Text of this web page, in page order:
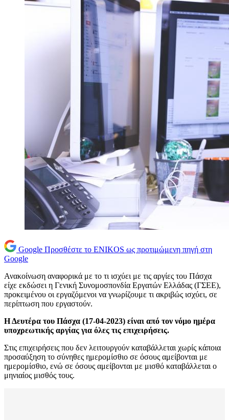
Google Προσθέστε το ENIKOS ως προτιμώμενη πηγή στη
Google
Ανακοίνωση αναφορικά με το τι ισχύει με τις αργίες του Πάσχα
είχε εκδώσει η Γενική Συνομοσπονδία Εργατών Ελλάδας (ΓΣΕΕ),
προκειμένου οι εργαζόμενοι να γνωρίζουμε τι ακριβώς ισχύει, σε
περίπτωση που εργαστούν.
Η Δευτέρα του Πάσχα (17-04-2023) είναι από τον νόμο ημέρα
υποχρεωτικής αργίας για όλες τις επιχειρήσεις.
Στις επιχειρήσεις που δεν λειτουργούν καταβάλλεται χωρίς κάποια
προσαύξηση το σύνηθες ημερομίσθιο σε όσους αμείβονται με
ημερομίσθιο, ενώ σε όσους αμείβονται με μισθό καταβάλλεται ο
μηνιαίος μισθός τους.